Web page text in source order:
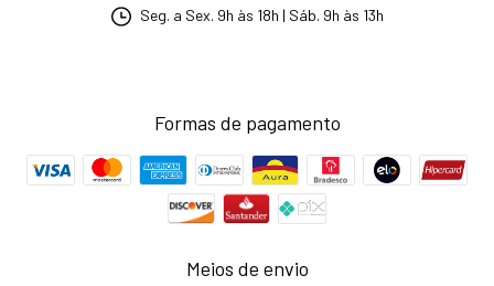
Seg. a Sex. 9h às 18h | Sáb. 9h às 13h
Formas de pagamento
Meios de envio